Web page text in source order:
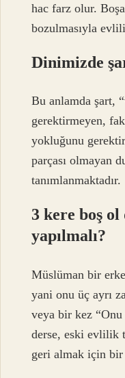
hac farz olur.
bozulmasıyla
Dinimizde
Bu anlamda şart,
gerektirmeyen,
yokluğunu
parçası olmayan
tanımlanmaktadır.
3 kere boş
yapılmalı?
Müslüman bir
yani onu üç ayrı
veya bir kez “Onu
derse, eski evlilik
geri almak için bir